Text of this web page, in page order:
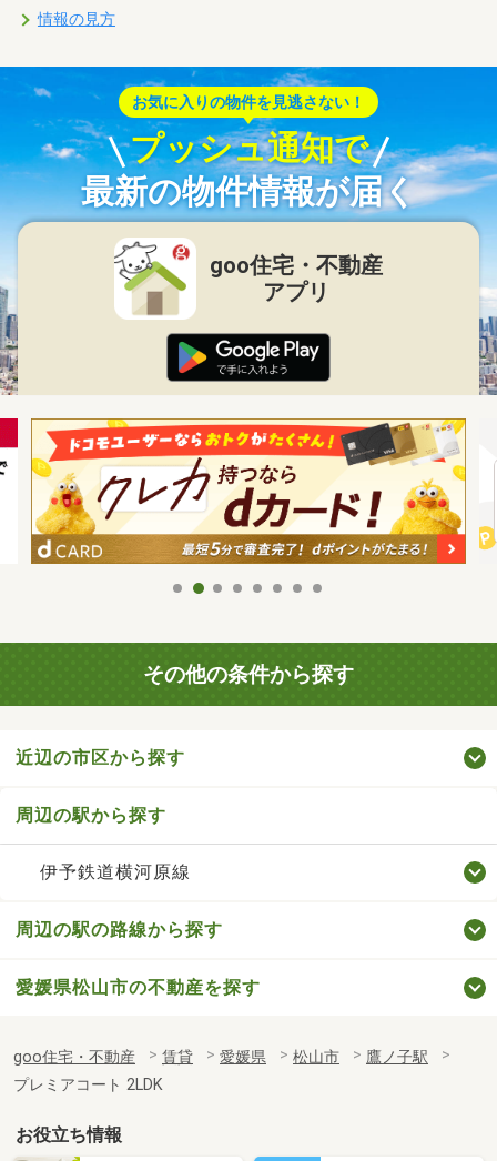
情報の見方
お気に入りの物件を見逃さない！
プッシュ通知で
最新の物件情報が届く
goo住宅・不動産
アプリ
その他の条件から探す
近辺の市区から探す
周辺の駅から探す
伊予鉄道横河原線
周辺の駅の路線から探す
愛媛県松山市の不動産を探す
goo住宅・不動産 賃貸 愛媛県 松山市
鷹ノ子駅
プレミアコート 2LDK
お役立ち情報